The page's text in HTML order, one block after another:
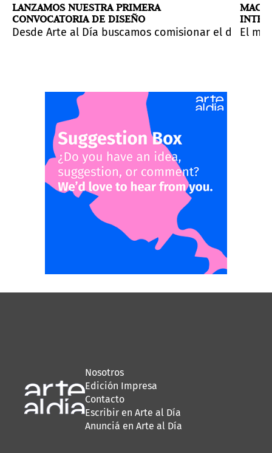
identidad, memoria y resistencia de la diáspora
con plazo hasta el5 de mayo.
el globo a presentar obras figurativas en diez
LANZAMOS NUESTRA PRIMERA
CONVOCATORIA DE DISEÑO
Desde Arte al Día buscamos comisionar el diseño
MAC
El
Nosotros
Edición Impresa
Contacto
Escribir en Arte al Día
Anunciá en Arte al Día